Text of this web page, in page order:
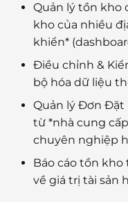
Quản lý tồn kho
kho của nhiều
khiển*
Điều chỉnh &
bộ hóa dữ liệu
Quản lý Đơn Đặt
từ *nhà cung
chuyên nghiệp
Báo cáo tồn kho
về giá trị tài sản